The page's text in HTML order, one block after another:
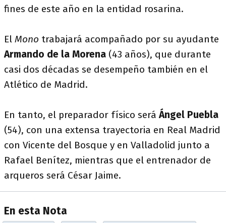
fines de este año en la entidad rosarina.
El Mono trabajará acompañado por su ayudante
Armando de la Morena (43 años), que durante
casi dos décadas se desempeño también en el
Atlético de Madrid.
En tanto, el preparador físico seráÁngel Puebla
(54), con una extensa trayectoria en Real Madrid
con Vicente del Bosque y en Valladolid junto a
Rafael Benítez, mientras que el entrenador de
arqueros será César Jaime.
En esta Nota